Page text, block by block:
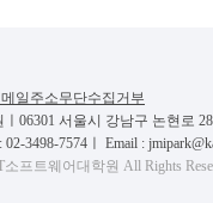
일주소무단수집거부
06301 서울시 강남구 논현로
02-3498-7574ㅣ Email :
프트웨어대학원 All Rights